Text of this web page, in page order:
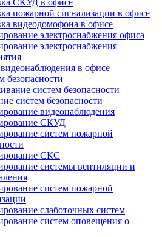
СКУД в офисе
пожарной сигнализации в офисе
видеодомофона в офисе
электроснабжения офиса
электроснабжения
в офисе
безопасности
систем безопасности
систем безопасности
видеонаблюдения
СКУД
систем пожарной
СКС
системы вентиляции и
систем пожарной
слаботочных систем
систем оповещения о